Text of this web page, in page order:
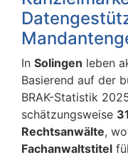
In Solingen leben
Basierend auf der
BRAK-Statistik
schätzungsweise
Rechtsanwälte,
Fachanwaltstitel